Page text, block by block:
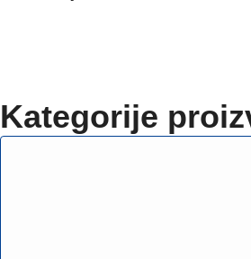
Kategorije